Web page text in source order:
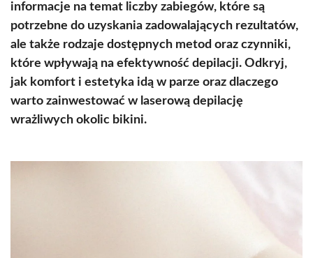
informacje na temat liczby zabiegów, które są
potrzebne do uzyskania zadowalających rezultatów,
ale także rodzaje dostępnych metod oraz czynniki,
które wpływają na efektywność depilacji. Odkryj,
jak komfort i estetyka idą w parze oraz dlaczego
warto zainwestować w laserową depilację
wrażliwych okolic bikini.